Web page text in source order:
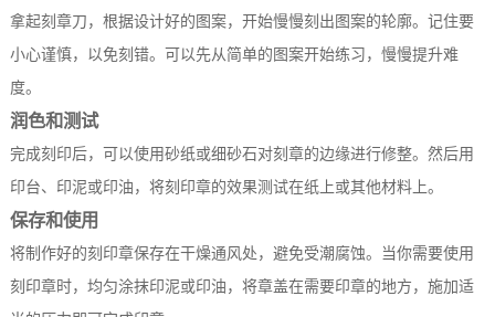
拿起刻章刀，根据设计好的图案，开始慢慢刻出图案的轮廓。记住要
小心谨慎，以免刻错。可以先从简单的图案开始练习，慢慢提升难
度。
润色和测试
完成刻印后，可以使用砂纸或细砂石对刻章的边缘进行修整。然后用
印台、印泥或印油，将刻印章的效果测试在纸上或其他材料上。
保存和使用
将制作好的刻印章保存在干燥通风处，避免受潮腐蚀。当你需要使用
刻印章时，均匀涂抹印泥或印油，将章盖在需要印章的地方，施加适